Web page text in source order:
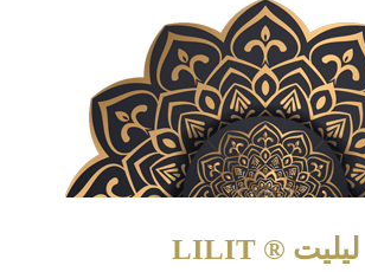
لیلیت ® LILIT